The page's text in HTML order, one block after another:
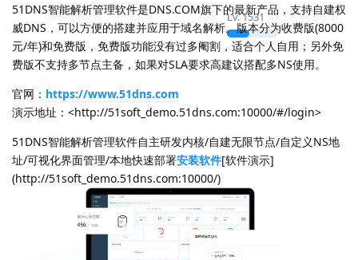
Lv.1531
51DNS智能解析管理软件是DNS.COM旗下的最新产品，支持自建权
威DNS，可以方便的搭建并应用于域名解析。版本分为收费版(8000
元/年)和免费版，免费版功能没有过多阉割，适合个人自用；另外免
费版不支持多节点主备，如果对SLA要求高建议搭配多NS使用。
官网： https://www.51dns.com
演示地址：<http://51soft_demo.51dns.com:10000/#/login>
51DNS智能解析管理软件自主研发内核/自建无限节点/自定义NS地
址/可视化界面管理/本地快速部署安装软件[软件演示]
(http://51soft_demo.51dns.com:10000/)